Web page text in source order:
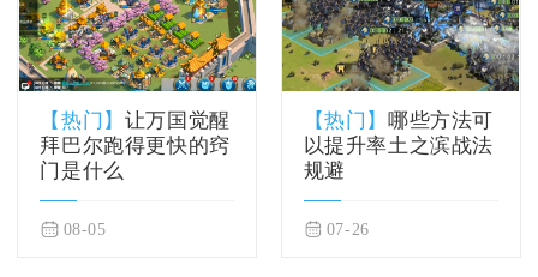
【热门】 让万国觉醒
拜巴尔跑得更快的窍
门是什么
08-05
【热门】哪些方法可
以提升率土之滨战法
规避
07-26